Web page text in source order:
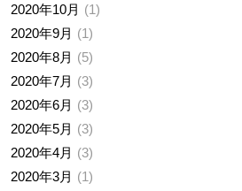
2020年10月
1
2020年9月
1
2020年8月
5
2020年7月
3
2020年6月
3
2020年5月
3
2020年4月
3
2020年3月
1